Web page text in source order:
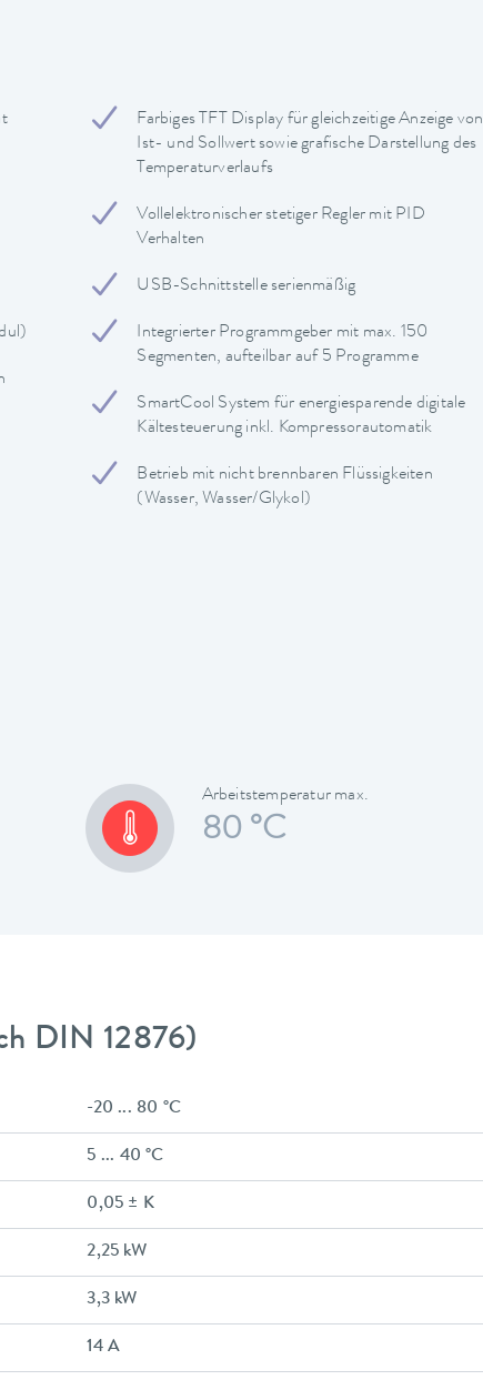
Farbiges TFT Display für gleichzeitige Anzeige von
Ist- und Sollwert sowie grafische Darstellung des
Temperaturverlaufs
Vollelektronischer stetiger Regler mit PID
Verhalten
USB-Schnittstelle serienmäßig
Integrierter Programmgeber mit max. 150
Segmenten, aufteilbar auf 5 Programme
SmartCool System für energiesparende digitale
Kältesteuerung inkl. Kompressorautomatik
Betrieb mit nicht brennbaren Flüssigkeiten
(Wasser, Wasser/Glykol)
Arbeitstemperatur max.
80 °C
DIN 12876)
-20 ... 80 °C
5 ... 40 °C
0,05 ± K
2,25 kW
3,3 kW
14 A